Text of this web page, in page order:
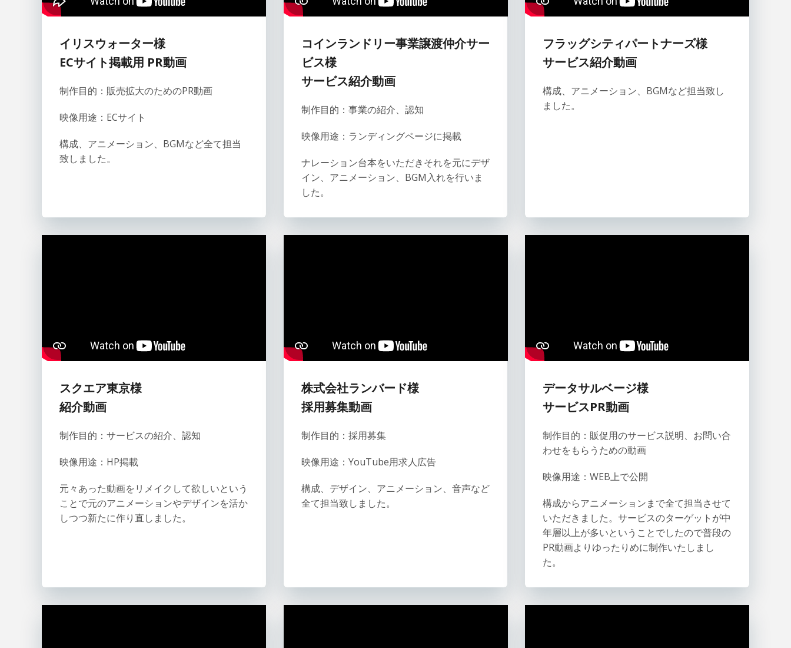
イリスウォーター様
ECサイト掲載用 PR動画
制作目的：販売拡大のためのPR動画
映像用途：ECサイト
構成、アニメーション、BGMなど全て担当
致しました。
コインランドリー事業譲渡仲介サー
ビス様
サービス紹介動画
制作目的：事業の紹介、認知
映像用途：ランディングページに掲載
ナレーション台本をいただきそれを元にデザ
イン、アニメーション、BGM入れを行いま
した。
フラッグシティパートナーズ様
サービス紹介動画
構成、アニメーション、BGMなど担当致し
ました。
スクエア東京様
紹介動画
制作目的：サービスの紹介、認知
映像用途：HP掲載
元々あった動画をリメイクして欲しいという
ことで元のアニメーションやデザインを活か
しつつ新たに作り直しました。
株式会社ランバード様
採用募集動画
制作目的：採用募集
映像用途：YouTube用求人広告
構成、デザイン、アニメーション、音声など
全て担当致しました。
データサルベージ様
サービスPR動画
制作目的：販促用のサービス説明、お問い合
わせをもらうための動画
映像用途：WEB上で公開
構成からアニメーションまで全て担当させて
いただきました。サービスのターゲットが中
年層以上が多いということでしたので普段の
PR動画よりゆったりめに制作いたしまし
た。